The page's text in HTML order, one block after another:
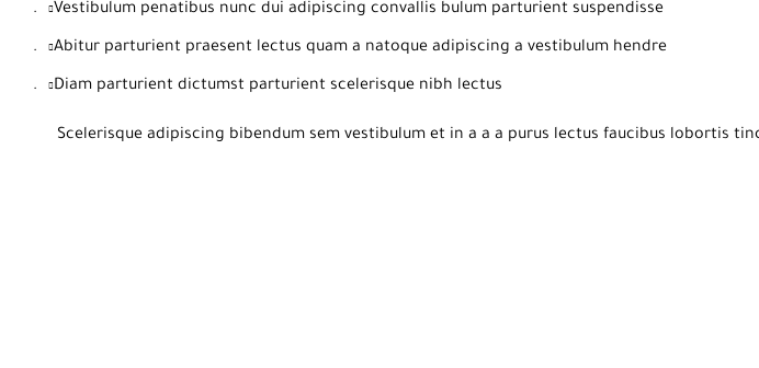
Vestibulum penatibus nunc dui adipiscing convallis bulum parturient suspendisse.
Abitur parturient praesent lectus quam a natoque adipiscing a vestibulum hendre.
Diam parturient dictumst parturient scelerisque nibh lectus.
Scelerisque adipiscing bibendum sem vestibulum et in a a a purus lectus faucibus lobortis